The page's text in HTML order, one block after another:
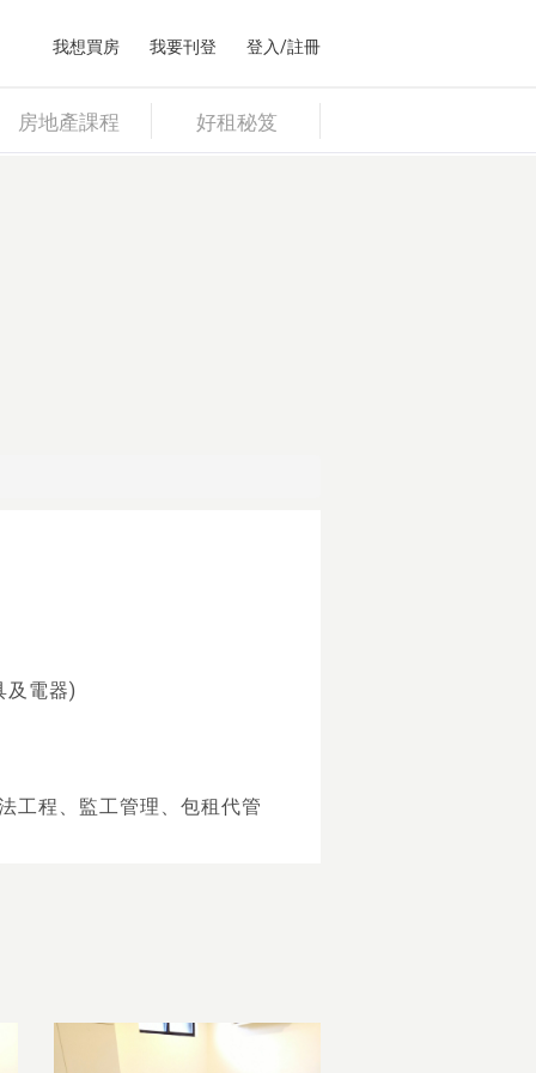
我想買房 我要刊登 登入/註冊
房地產課程 好租秘笈
及電器)
工程、監工管理、包租代管